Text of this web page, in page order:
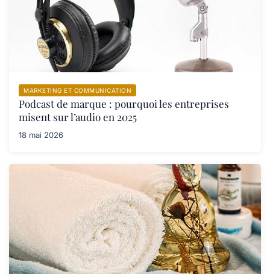
MARKETING ET COMMUNICATION
Podcast de marque : pourquoi les entreprises
misent sur l’audio en 2025
18 mai 2026